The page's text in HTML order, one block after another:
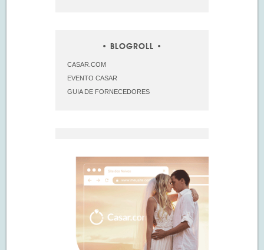
BLOGROLL
CASAR.COM
EVENTO CASAR
GUIA DE FORNECEDORES